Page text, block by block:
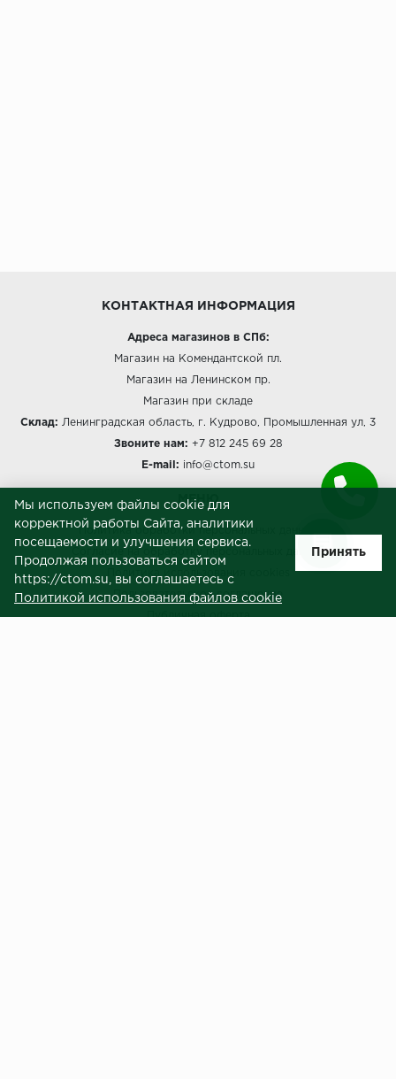
КОНТАКТНАЯ ИНФОРМАЦИЯ
Адреса магазинов в СПб:
Магазин на Комендантской пл.
Магазин на Ленинском пр.
Магазин при складе
Склад: Ленинградская область, г. Кудрово, Промышленная ул, 3
Звоните нам: +7 812 245 69 28
E-mail: info@ctom.su
МЕНЮ
Политика обработки персональных данных
Согласие на обработку персональных данных
Пользовательское соглашение
Публичная оферта
Мы используем файлы cookie для
корректной работы Сайта, аналитики
посещаемости и улучшения сервиса.
Продолжая пользоваться сайтом
https://ctom.su, вы соглашаетесь с
Политикой использования файлов cookie
Принять